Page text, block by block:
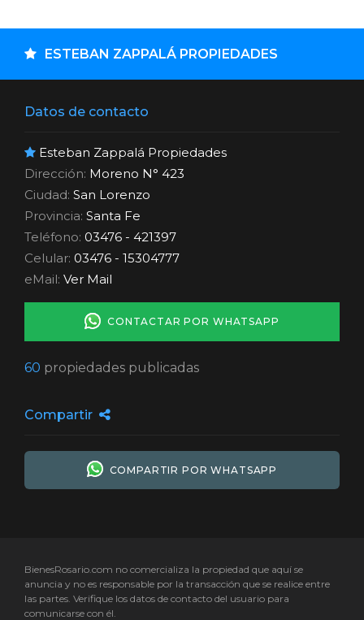
ESTEBAN ZAPPALÁ PROPIEDADES
Datos de contacto
Esteban Zappalá Propiedades
Dirección: Moreno N° 423
Ciudad: San Lorenzo
Provincia: Santa Fe
Teléfono: 03476 - 421397
Celular: 03476 - 15304777
eMail: Ver Mail
CONTACTAR POR WHATSAPP
60 propiedades publicadas
Compartir
COMPARTIR POR WHATSAPP
BienesRosario.com no comercializa la propiedad que aquí se
anuncia y no es responsable por la transacción que se realice entre
las partes. Verifique los datos de contacto del usuario para
comunicarse con él.